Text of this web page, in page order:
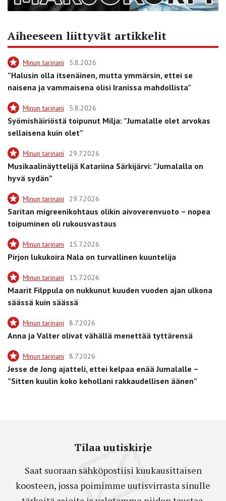
Aiheeseen liittyvät artikkelit
Minun tarinani 5.8.2026
”Halusin olla itsenäinen, mutta ymmärsin, ettei se
naisena ja vammaisena olisi Iranissa mahdollista”
Minun tarinani 5.8.2026
Syömishäiriöstä toipunut Milja: ”Jumalalle olet arvokas
sellaisena kuin olet”
Minun tarinani 29.7.2026
Musikaalinäyttelijä Katariina Särkijärvi: ”Jumalalla on
hyvä sydän”
Minun tarinani 29.7.2026
Saritan migreenikohtaus olikin aivoverenvuoto – nopea
toipuminen oli rukousvastaus
Minun tarinani 15.7.2026
Pirjon lukukoira Nala on turvallinen kuuntelija
Minun tarinani 15.7.2026
Maarit Filppula on nukkunut kuuden vuoden ajan ulkona
säässä kuin säässä
Minun tarinani 8.7.2026
Anna ja Valter olivat vähällä menettää tyttärensä
Minun tarinani 8.7.2026
Jesse de Jong ajatteli, ettei kelpaa enää Jumalalle –
”Sitten kuulin koko kehollani rakkaudellisen äänen”
Tilaa uutiskirje
Saat suoraan sähköpostiisi kuukausittaisen
koosteen, jossa poimimme uutisvirrasta sinulle